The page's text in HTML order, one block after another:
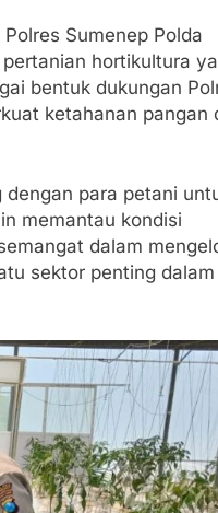
Kasus Dago Elos
Tuntas Dugaan
KK Ajak Pelajar
Rp 31 Miliar
dan
Pungutan melalui
Isu Mogok Nasional
Sumenep Polda
hortikultura
bentuk dukungan
ketahanan pangan
para petani
memantau kondisi
dalam
sektor penting dalam